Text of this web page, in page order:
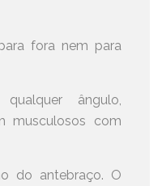
fora nem para
ângulo,
musculosos com
do antebraço. O